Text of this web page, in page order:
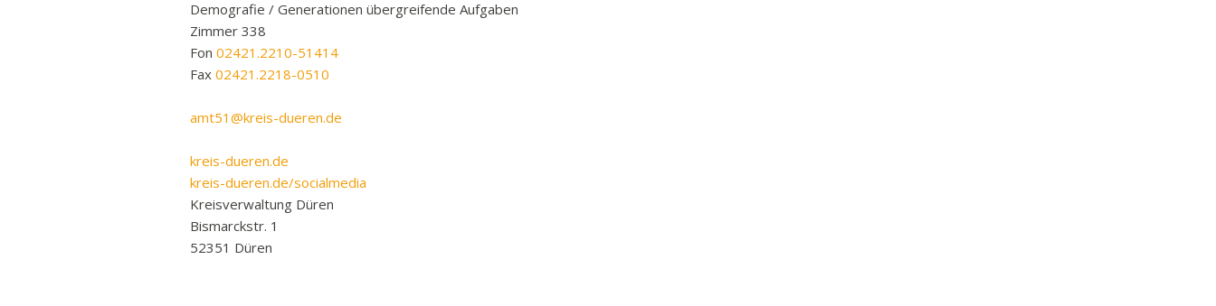
Demografie / Generationen übergreifende Aufgaben
Zimmer 338
Fon 02421.2210-51414
Fax 02421.2218-0510
amt51@kreis-dueren.de
kreis-dueren.de
kreis-dueren.de/socialmedia
Kreisverwaltung Düren
Bismarckstr. 1
52351 Düren